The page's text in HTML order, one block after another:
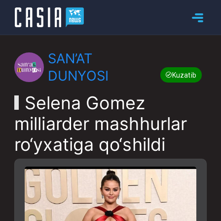
SAN’AT
DUNYOSI
Kuzatib boring
Selena Gomez
milliarder mashhurlar
ro‘yxatiga qo‘shildi